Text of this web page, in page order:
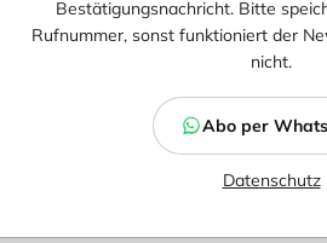
Bestätigungsnachricht. Bitte
Rufnummer, sonst funktioniert der
nicht.
Abo per
Datenschutz